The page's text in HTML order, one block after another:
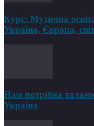
Курс: Музична
Україна, Європа,
Нам потрібна
Україна